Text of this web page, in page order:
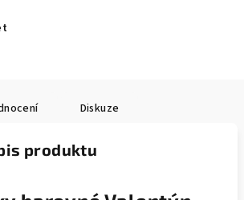
Diskuze
produktu